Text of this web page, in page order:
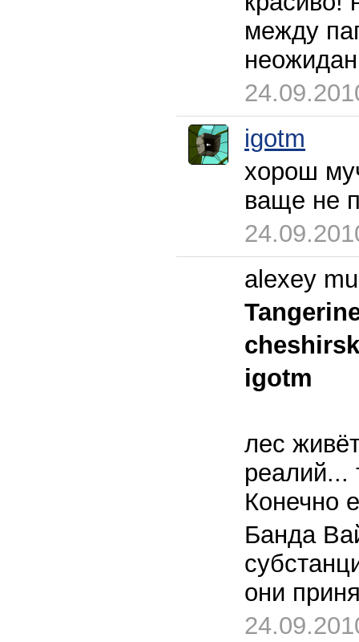
между
igotm
хорош
ваще не
alexey
igotm
лес
реалий...
Конечно
Банда
они